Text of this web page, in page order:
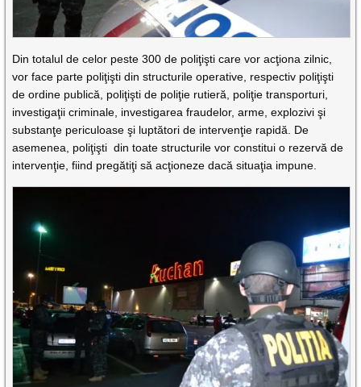
Din totalul de celor peste 300 de poliţişti care vor acţiona zilnic,
vor face parte poliţişti din structurile operative, respectiv poliţişti
de ordine publică, poliţişti de poliţie rutieră, poliţie transporturi,
investigaţii criminale, investigarea fraudelor, arme, explozivi şi
substanţe periculoase şi luptători de intervenţie rapidă. De
asemenea, poliţişti din toate structurile vor constitui o rezervă de
intervenţie, fiind pregătiţi să acţioneze dacă situaţia impune.